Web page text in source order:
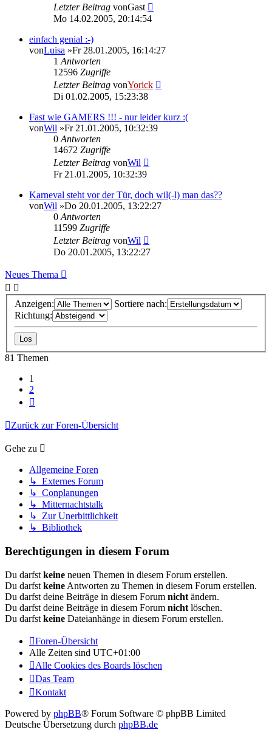
Letzter Beitrag vonGast
Mo 14.02.2005, 20:14:54
einfach genial :-)
vonLuisa »Fr 28.01.2005, 16:14:27
1 Antworten
12596 Zugriffe
Letzter Beitrag vonYorick
Di 01.02.2005, 15:23:38
Fast wie GAMERS !!! - nur leider kurz :(
vonWil »Fr 21.01.2005, 10:32:39
0 Antworten
14672 Zugriffe
Letzter Beitrag vonWil
Fr 21.01.2005, 10:32:39
Karneval steht vor der Tür, doch wil(-l) man das??
vonWil »Do 20.01.2005, 13:22:27
0 Antworten
11599 Zugriffe
Letzter Beitrag vonWil
Do 20.01.2005, 13:22:27
Neues Thema
Anzeigen:
Sortiere nach:
Richtung:
81 Themen
1
2
Zurück zur Foren-Übersicht
Gehe zu
Allgemeine Foren
↳ Externes Forum
↳ Conplanungen
↳ Mitternachtstalk
↳ Zur Unerbittlichkeit
↳ Bibliothek
Berechtigungen in diesem Forum
Du darfst keine neuen Themen in diesem Forum erstellen.
Du darfst keine Antworten zu Themen in diesem Forum erstellen.
Du darfst deine Beiträge in diesem Forum nicht ändern.
Du darfst deine Beiträge in diesem Forum nicht löschen.
Du darfst keine Dateianhänge in diesem Forum erstellen.
Foren-Übersicht
Alle Zeiten sind UTC+01:00
Alle Cookies des Boards löschen
Das Team
Kontakt
Powered by phpBB® Forum Software © phpBB Limited
Deutsche Übersetzung durch phpBB.de